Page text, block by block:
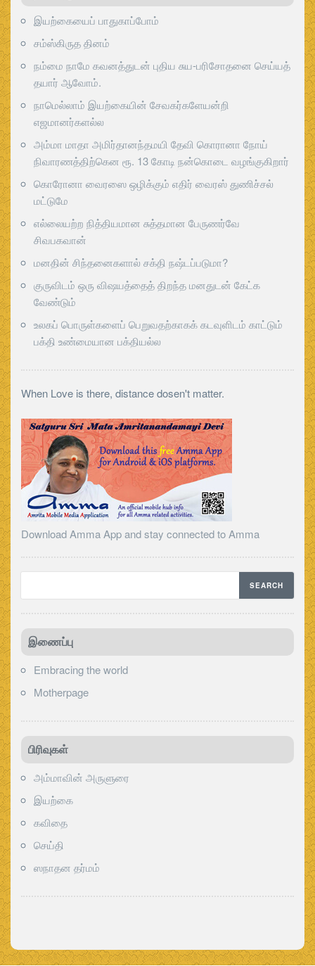
இயற்கையைப் பாதுகாப்போம்
சம்ஸ்கிருத தினம்
நம்மை நாமே கவனத்துடன் புதிய சுய-பரிசோதனை செய்யத்
தயார் ஆவோம்.
நாமெல்லாம் இயற்கையின் சேவகர்களேயன்றி
எஜமானர்களல்ல
அம்மா மாதா அமிர்தானந்தமயி தேவி கொரானா நோய்
நிவாரணத்திற்கென ரூ. 13 கோடி நன்கொடை வழங்குகிறார்
கொரோனா வைரஸை ஒழிக்கும் எதிர் வைரஸ் துணிச்சல்
மட்டுமே
எல்லையற்ற நித்தியமான சுத்தமான பேருணர்வே
சிவபகவான்
மனதின் சிந்தனைகளால் சக்தி நஷ்டப்படுமா?
குருவிடம் ஒரு விஷயத்தைத் திறந்த மனதுடன் கேட்க
வேண்டும்
உலகப் பொருள்களைப் பெறுவதற்காகக் கடவுளிடம் காட்டும்
பக்தி உண்மையான பக்தியல்ல
When Love is there, distance dosen't matter.
Download Amma App and stay connected to Amma
இணைப்பு
Embracing the world
Motherpage
பிரிவுகள்‍
அம்மாவின் அருளுரை
இயற்கை
கவிதை
செய்தி
ஸநாதன தர்மம்